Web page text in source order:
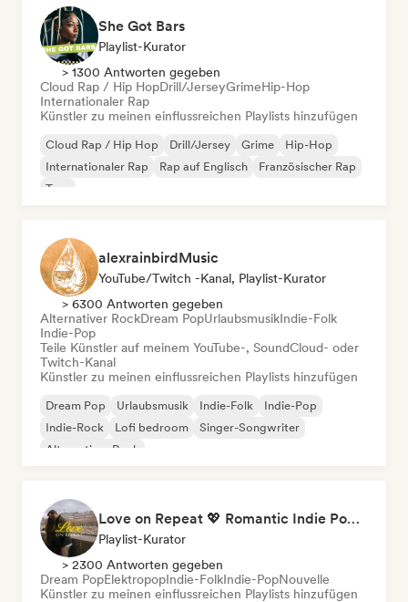
She Got Bars
Playlist-Kurator
> 1300 Antworten gegeben
Cloud Rap / Hip HopDrill/JerseyGrimeHip-Hop
Internationaler Rap
Künstler zu meinen einflussreichen Playlists hinzufügen
Cloud Rap / Hip Hop Drill/Jersey Grime
Hip-Hop
Internationaler Rap
Rap auf Englisch
Französischer Rap
Trap
alexrainbirdMusic
YouTube/Twitch -Kanal, Playlist-Kurator
> 6300 Antworten gegeben
Alternativer RockDream PopUrlaubsmusikIndie-Folk
Indie-Pop
Teile Künstler auf meinem YouTube-, SoundCloud- oder
Twitch-Kanal
Künstler zu meinen einflussreichen Playlists hinzufügen
Dream Pop Urlaubsmusik Indie-Folk
Indie-Pop
Indie-Rock
Lofi bedroom
Singer-Songwriter
Alternativer Rock
Love on Repeat 💖 Romantic Indie Pop, Neo Soul & Singer-Songwriter
Playlist-Kurator
> 2300 Antworten gegeben
Dream PopElektropopIndie-FolkIndie-PopNouvelle
Künstler zu meinen einflussreichen Playlists hinzufügen